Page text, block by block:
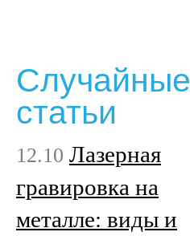
Случайные
статьи
12.10 Лазерная
гравировка на
металле: виды и